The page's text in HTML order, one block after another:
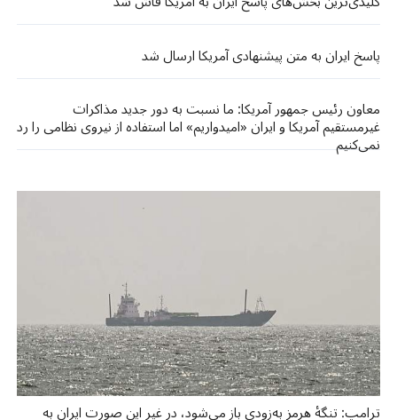
پاسخ ایران به متن پیشنهادی آمریکا ارسال شد
معاون رئیس جمهور آمریکا: ما نسبت به دور جدید مذاکرات
غیرمستقیم آمریکا و ایران «امیدواریم» اما استفاده از نیروی نظامی را رد
نمی‌کنیم
ترامپ: تنگهٔ هرمز به‌زودی باز می‌شود، در غیر این صورت ایران به